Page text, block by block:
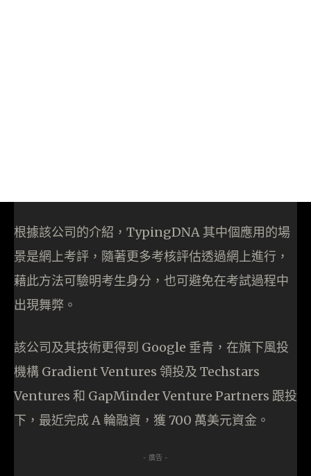
根據該公司的介紹，TypingDNA 其中個應用的場
景是網上考評，隨著更多考核評估透過網上進行，
藉此方法可驗明考生身分，也可避免在考試過程中
出現舞弊。
該公司及其技術更得到 Google 垂青，在旗下風投
機構 Gradient Ventures 領投及 Techstars
Ventures 和 GapMinder Venture Partners 跟投
下，最近完成 A 輪融資，獲 700 萬美元資金。
- 廣告 -